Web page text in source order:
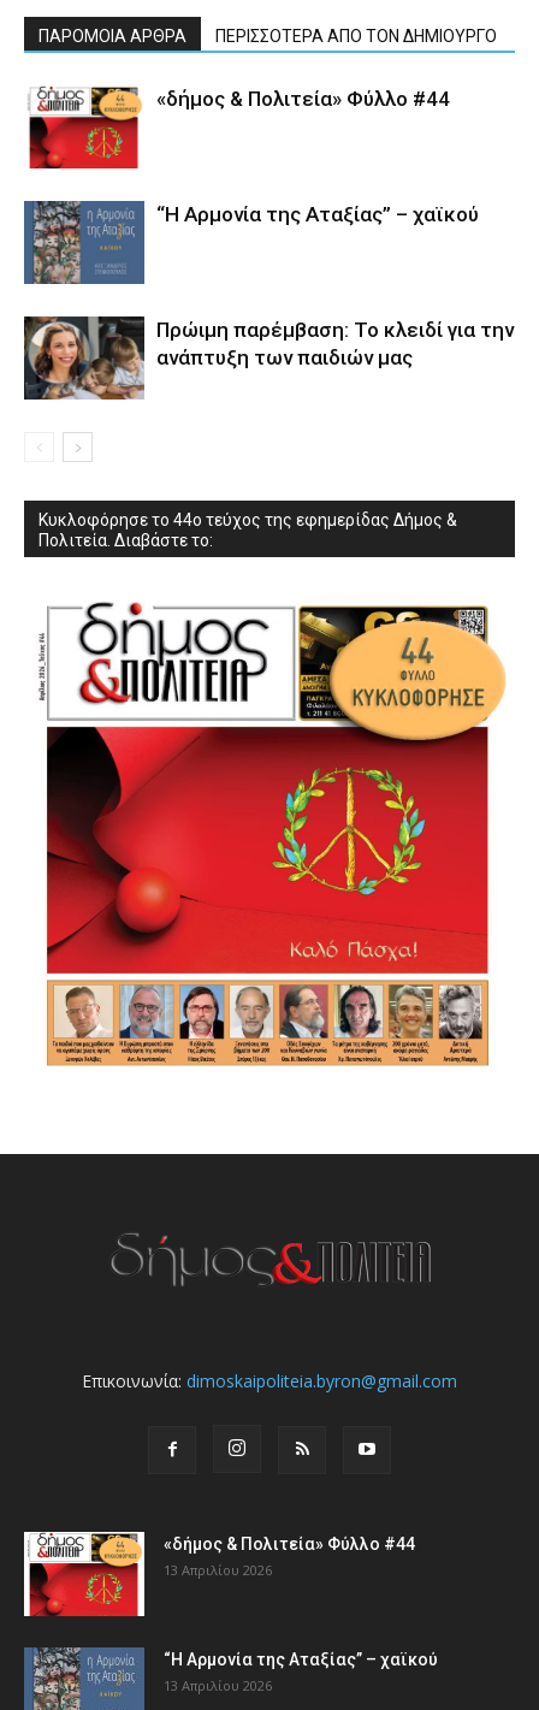
ΠΑΡΟΜΟΙΑ ΑΡΘΡΑ ΠΕΡΙΣΣΟΤΕΡΑ ΑΠΟ ΤΟΝ ΔΗΜΙΟΥΡΓΟ
«δήμος & Πολιτεία» Φύλλο #44
“Η Αρμονία της Αταξίας” – χαϊκού
Πρώιμη παρέμβαση: Το κλειδί για την
ανάπτυξη των παιδιών µας
Κυκλοφόρησε το 44ο τεύχος της εφημερίδας Δήμος &
Πολιτεία. Διαβάστε το:
Επικοινωνία: dimoskaipoliteia.byron@gmail.com
«δήμος & Πολιτεία» Φύλλο #44
13 Απριλίου 2026
“Η Αρμονία της Αταξίας” – χαϊκού
13 Απριλίου 2026